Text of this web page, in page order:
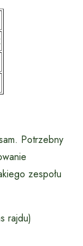
Potrzebny
zespołu
rajdu)